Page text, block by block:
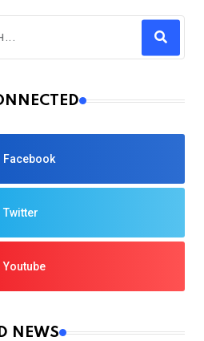
Facebook
Twitter
Youtube
NEWS